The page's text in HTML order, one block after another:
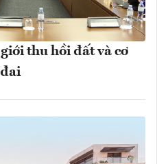
thu hồi đất và cơ